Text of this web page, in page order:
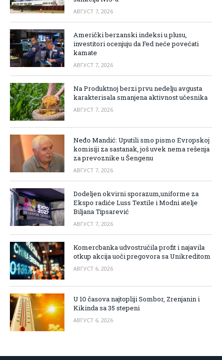
АВГУСТ 7, 2026
Američki berzanski indeksi u plusu,
investitori ocenjuju da Fed neće povećati
kamate
АВГУСТ 7, 2026
Na Produktnoj berzi prvu nedelju avgusta
karakterisala smanjena aktivnost učesnika
АВГУСТ 7, 2026
Neđo Mandić: Uputili smo pismo Evropskoj
komisiji za sastanak, još uvek nema rešenja
za prevoznike u Šengenu
АВГУСТ 7, 2026
Dodeljen okvirni sporazum,uniforme za
Ekspo radiće Luss Textile i Modni atelje
Biljana Tipsarević
АВГУСТ 7, 2026
Komercbanka udvostručila profit i najavila
otkup akcija uoči pregovora sa Unikreditom
АВГУСТ 6, 2026
U 10 časova najtopliji Sombor, Zrenjanin i
Kikinda sa 35 stepeni
АВГУСТ 6, 2026